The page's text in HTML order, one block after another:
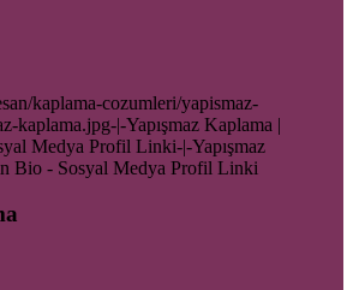
kaplama-cozumleri/yapismaz-
kaplama.jpg-|-Yapışmaz Kaplama |
Medya Profil Linki-|-Yapışmaz
Bio - Sosyal Medya Profil Linki